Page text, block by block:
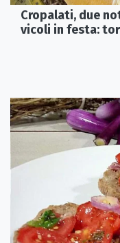
Cropalati, due
vicoli in festa: